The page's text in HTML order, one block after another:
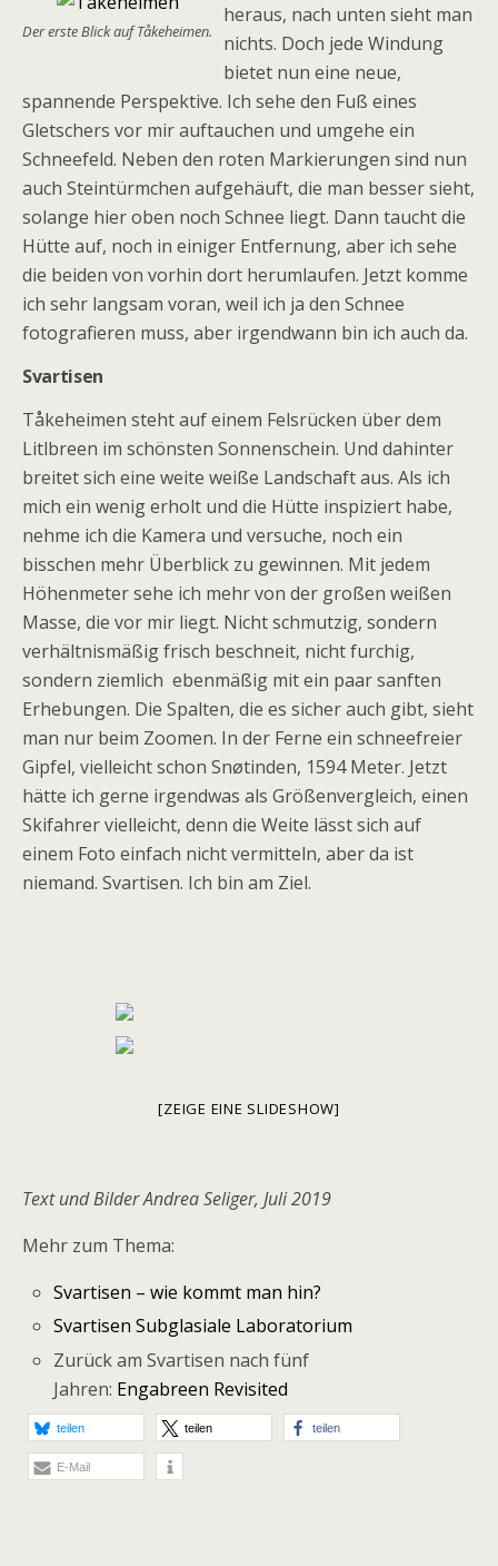
Der erste Blick auf Tåkeheimen.
heraus, nach unten sieht man
nichts. Doch jede Windung
bietet nun eine neue,
spannende Perspektive. Ich sehe den Fuß eines
Gletschers vor mir auftauchen und umgehe ein
Schneefeld. Neben den roten Markierungen sind nun
auch Steintürmchen aufgehäuft, die man besser sieht,
solange hier oben noch Schnee liegt. Dann taucht die
Hütte auf, noch in einiger Entfernung, aber ich sehe
die beiden von vorhin dort herumlaufen. Jetzt komme
ich sehr langsam voran, weil ich ja den Schnee
fotografieren muss, aber irgendwann bin ich auch da.
Svartisen
Tåkeheimen steht auf einem Felsrücken über dem
Litlbreen im schönsten Sonnenschein. Und dahinter
breitet sich eine weite weiße Landschaft aus. Als ich
mich ein wenig erholt und die Hütte inspiziert habe,
nehme ich die Kamera und versuche, noch ein
bisschen mehr Überblick zu gewinnen. Mit jedem
Höhenmeter sehe ich mehr von der großen weißen
Masse, die vor mir liegt. Nicht schmutzig, sondern
verhältnismäßig frisch beschneit, nicht furchig,
sondern ziemlich ebenmäßig mit ein paar sanften
Erhebungen. Die Spalten, die es sicher auch gibt, sieht
man nur beim Zoomen. In der Ferne ein schneefreier
Gipfel, vielleicht schon Snøtinden, 1594 Meter. Jetzt
hätte ich gerne irgendwas als Größenvergleich, einen
Skifahrer vielleicht, denn die Weite lässt sich auf
einem Foto einfach nicht vermitteln, aber da ist
niemand. Svartisen. Ich bin am Ziel.
[ZEIGE EINE SLIDESHOW]
Text und Bilder Andrea Seliger, Juli 2019
Mehr zum Thema:
Svartisen – wie kommt man hin?
Svartisen Subglasiale Laboratorium
Zurück am Svartisen nach fünf
Jahren: Engabreen Revisited
teilen teilen teilen
E-Mail